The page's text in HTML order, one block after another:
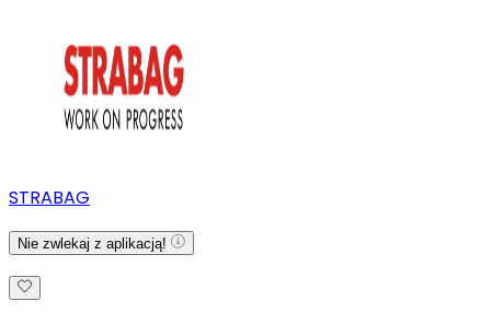
STRABAG
Nie zwlekaj z aplikacją!